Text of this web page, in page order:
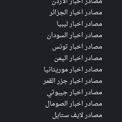
مصادر اخبار الجزائر
مصادر اخبار ليبيا
مصادر اخبار السودان
مصادر اخبار تونس
مصادر اخبار اليمن
مصادر اخبار موريتانيا
مصادر اخبار جزر القمر
مصادر اخبار جيبوتي
مصادر اخبار الصومال
مصادر لايف ستايل